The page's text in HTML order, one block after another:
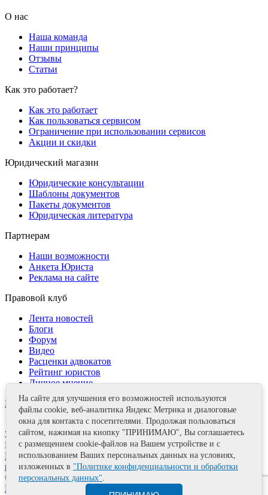
О нас
Наша команда
Наши принципы
Отзывы
Статьи
Как это работает?
Как это работает
Как пользоваться сервисом
Ограничение при использовании сервисов
Акции и скидки
Юридический магазин
Юридические консультации
Шаблоны документов
Пакеты документов
Юридическая литература
Партнерам
Наши возможности
Анкета Юриста
Реклама на сайте
Правовой клуб
Лента новостей
Блоги
Форум
Видео
Расценки адвокатов
Рейтинг юристов
Личное мнение
Контакты
Задать вопрос
Поделиться
Политика информационной безопасности Правила
использования материалов
© 2011—2026 А.Е. Мишушин
Карта сайта
На сайте для улучшения его возможностей используются
файлы cookie, веб-аналитика Яндекс Метрика и диалоговые
окна для контакта с посетителями. Продолжая пользоваться
сайтом, нажимая на кнопку "ПРИНИМАЮ", Вы соглашаетесь
с размещением cookie-файлов на Вашем устройстве и с
использованием Ваших персональных данных на условиях,
изложенных в "Политике конфиденциальности и обработки
персональных данных".